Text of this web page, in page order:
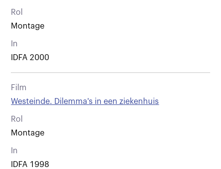
Rol
Montage
In
IDFA 2000
Film
Westeinde. Dilemma's in een ziekenhuis
Rol
Montage
In
IDFA 1998